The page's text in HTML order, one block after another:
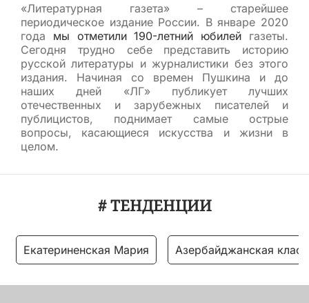
«Литературная газета» – старейшее
периодическое издание России. В январе 2020
года мы отметили 190-летний юбилей газеты.
Сегодня трудно себе представить историю
русской литературы и журналистики без этого
издания. Начиная со времен Пушкина и до
наших дней «ЛГ» публикует лучших
отечественных и зарубежных писателей и
публицистов, поднимает самые острые
вопросы, касающиеся искусства и жизни в
целом.
# ТЕНДЕНЦИИ
Екатериненская Мария Азербайджанская